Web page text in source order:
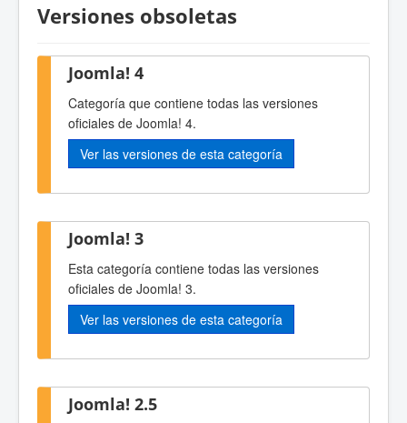
Versiones obsoletas
Joomla! 4
Categoría que contiene todas las versiones
oficiales de Joomla! 4.
Ver las versiones de esta categoría
Joomla! 3
Esta categoría contiene todas las versiones
oficiales de Joomla! 3.
Ver las versiones de esta categoría
Joomla! 2.5